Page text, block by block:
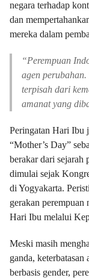
negara terhadap
dan
mereka dalam
“Perempuan
agen
terpisah dari
amanat yang
Peringatan Hari Ibu
“Mother’s Day”
berakar dari sejarah
dimulai sejak
di Yogyakarta.
gerakan perempuan
Hari Ibu melalui
Meski masih
ganda, keterbatasan
berbasis gender,